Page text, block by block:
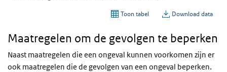
Maatregelen om de gevolgen te beperken
Naast maatregelen die een ongeval kunnen voorkomen zijn er
ook maatregelen die de gevolgen van een ongeval beperken.